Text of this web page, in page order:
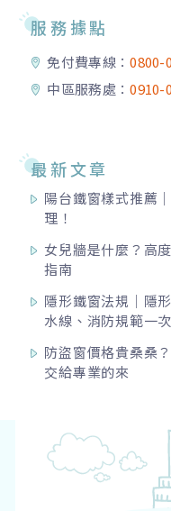
服務據點
免付費專線：0800-
中區服務處：0910-
最新文章
陽台鐵窗樣式推薦
理！
女兒牆是什麼？高
指南
隱形鐵窗法規｜隱
水線、消防規範一
防盜窗價格貴桑桑
交給專業的來